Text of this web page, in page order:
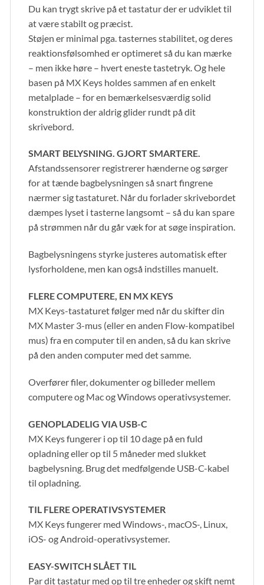
Du kan trygt skrive på et tastatur der er udviklet til
at være stabilt og præcist.
Støjen er minimal pga. tasternes stabilitet, og deres
reaktionsfølsomhed er optimeret så du kan mærke
– men ikke høre – hvert eneste tastetryk. Og hele
basen på MX Keys holdes sammen af en enkelt
metalplade – for en bemærkelsesværdig solid
konstruktion der aldrig glider rundt på dit
skrivebord.
SMART BELYSNING. GJORT SMARTERE.
Afstandssensorer registrerer hænderne og sørger
for at tænde bagbelysningen så snart fingrene
nærmer sig tastaturet. Når du forlader skrivebordet
dæmpes lyset i tasterne langsomt – så du kan spare
på strømmen når du går væk for at søge inspiration.
Bagbelysningens styrke justeres automatisk efter
lysforholdene, men kan også indstilles manuelt.
FLERE COMPUTERE, EN MX KEYS
MX Keys-tastaturet følger med når du skifter din
MX Master 3-mus (eller en anden Flow-kompatibel
mus) fra en computer til en anden, så du kan skrive
på den anden computer med det samme.
Overfører filer, dokumenter og billeder mellem
computere og Mac og Windows operativsystemer.
GENOPLADELIG VIA USB-C
MX Keys fungerer i op til 10 dage på en fuld
opladning eller op til 5 måneder med slukket
bagbelysning. Brug det medfølgende USB-C-kabel
til opladning.
TIL FLERE OPERATIVSYSTEMER
MX Keys fungerer med Windows-, macOS-, Linux,
iOS- og Android-operativsystemer.
EASY-SWITCH SLÅET TIL
Par dit tastatur med op til tre enheder og skift nemt